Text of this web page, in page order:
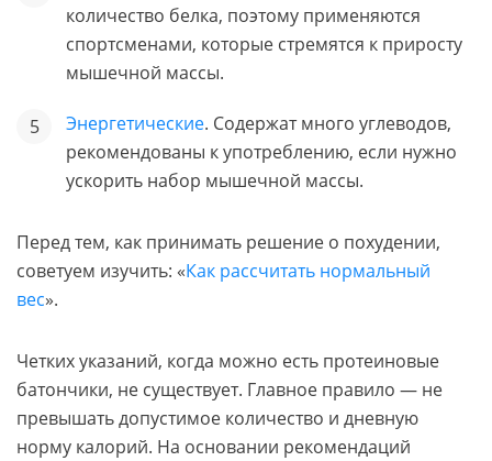
количество белка, поэтому применяются
спортсменами, которые стремятся к приросту
мышечной массы.
Энергетические. Содержат много углеводов,
рекомендованы к употреблению, если нужно
ускорить набор мышечной массы.
Перед тем, как принимать решение о похудении,
советуем изучить: «Как рассчитать нормальный
вес».
Четких указаний, когда можно есть протеиновые
батончики, не существует. Главное правило — не
превышать допустимое количество и дневную
норму калорий. На основании рекомендаций